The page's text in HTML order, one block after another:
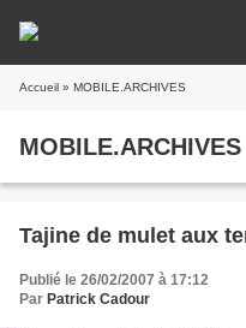
Accueil » MOBILE.ARCHIVES
MOBILE.ARCHIVES
Tajine de mulet aux
Publié le 26/02/2007 à 17:12
Par Patrick Cadour